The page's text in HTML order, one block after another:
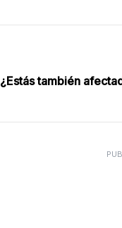
¿Estás también